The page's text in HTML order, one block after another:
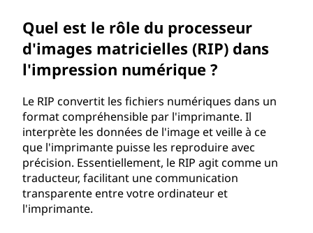
Quel est le rôle du processeur
d'images matricielles (RIP) dans
l'impression numérique ?
Le RIP convertit les fichiers numériques dans un
format compréhensible par l'imprimante. Il
interprète les données de l'image et veille à ce
que l'imprimante puisse les reproduire avec
précision. Essentiellement, le RIP agit comme un
traducteur, facilitant une communication
transparente entre votre ordinateur et
l'imprimante.